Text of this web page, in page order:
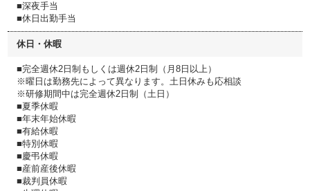
■深夜手当
■休日出勤手当
休日・休暇
■完全週休2日制もしくは週休2日制（月8日以上）
※曜日は勤務先によって異なります。土日休みも応相談
※研修期間中は完全週休2日制（土日）
■夏季休暇
■年末年始休暇
■有給休暇
■特別休暇
■慶弔休暇
■産前産後休暇
■裁判員休暇